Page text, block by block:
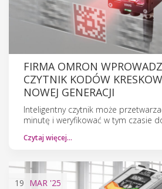
FIRMA OMRON
CZYTNIK KODÓW
NOWEJ GENERACJI
Inteligentny czytnik może
minutę i weryfikować w tym czasie
Czytaj więcej…
19 MAR '25